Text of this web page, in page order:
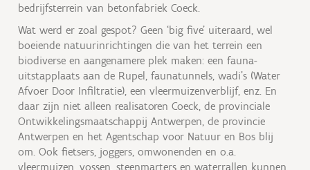
bedrijfsterrein van betonfabriek Coeck.
Wat werd er zoal gespot? Geen ‘big five’ uiteraard, wel
boeiende natuurinrichtingen die van het terrein een
biodiverse en aangenamere plek maken: een fauna-
uitstapplaats aan de Rupel, faunatunnels, wadi's (Water
Afvoer Door Infiltratie), een vleermuizenverblijf, enz. En
daar zijn niet alleen realisatoren Coeck, de provinciale
Ontwikkelingsmaatschappij Antwerpen, de provincie
Antwerpen en het Agentschap voor Natuur en Bos blij
om. Ook fietsers, joggers, omwonenden en o.a.
vleermuizen, vossen, steenmarters en waterrallen kunnen